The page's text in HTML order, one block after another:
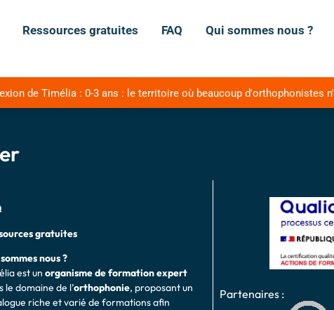
Ressources gratuites FAQ Qui sommes nous ?
de Timélia : 0-3 ans : le territoire où beaucoup d'orthophonistes
gratuites
nous ?
est unorganisme de formation expert
le domaine de l’orthophonie, proposant un
riche et varié de formations afin
Partenaires :